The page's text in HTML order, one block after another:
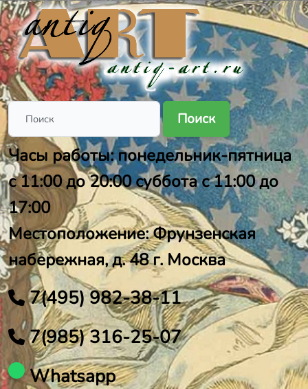
Поиск
Часы работы: понедельник-пятница
с 11:00 до 20:00 суббота с 11:00 до
17:00
Местоположение: Фрунзенская
набережная, д. 48 г. Москва
7(495) 982-38-11
7(985) 316-25-07
Whatsapp